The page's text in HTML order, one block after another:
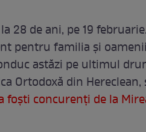
28 de ani, pe 19
pentru familia și
astăzi pe ultimul
Ortodoxă din
foști concurenți de la